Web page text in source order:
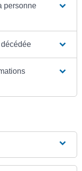
personne